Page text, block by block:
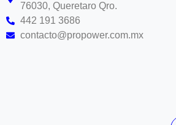
76030, Queretaro Qro.
442 191 3686
contacto@propower.com.mx